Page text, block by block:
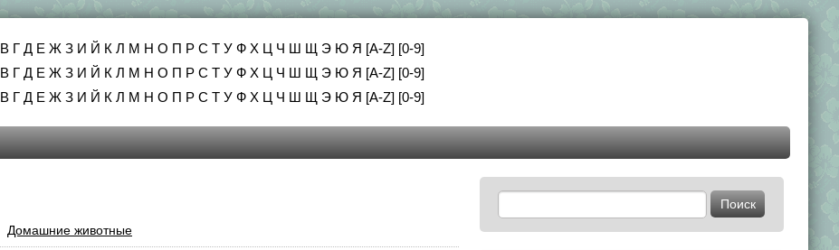
В Г Д Е Ж З И Й К Л М Н О П Р С Т У Ф Х Ц Ч Ш Щ Э Ю Я [A-Z] [0-9]
В Г Д Е Ж З И Й К Л М Н О П Р С Т У Ф Х Ц Ч Ш Щ Э Ю Я [A-Z] [0-9]
В Г Д Е Ж З И Й К Л М Н О П Р С Т У Ф Х Ц Ч Ш Щ Э Ю Я [A-Z] [0-9]
Домашние животные